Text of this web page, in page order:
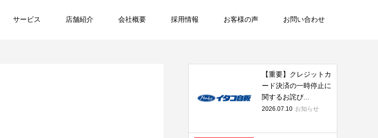
サービス 店舗紹介 会社概要 採用情報 お客様の声 お問い合わせ
【重要】クレジットカ
ード決済の一時停止に
関するお詫び...
2026.07.10 お知らせ